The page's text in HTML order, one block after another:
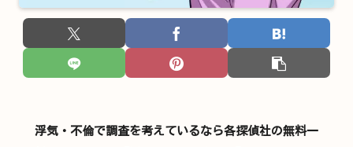
浮気・不倫で調査を考えているなら各探偵社の無料一